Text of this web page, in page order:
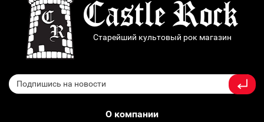
Старейший культовый рок магазин
О компании